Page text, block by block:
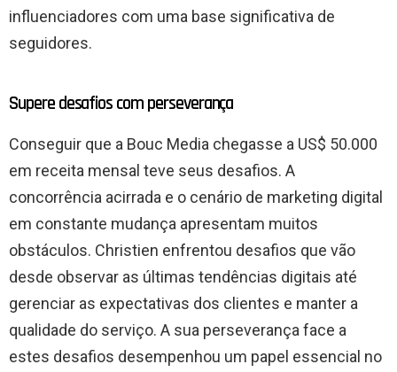
influenciadores com uma base significativa de
seguidores.
Supere desafios com perseverança
Conseguir que a Bouc Media chegasse a US$ 50.000
em receita mensal teve seus desafios. A
concorrência acirrada e o cenário de marketing digital
em constante mudança apresentam muitos
obstáculos. Christien enfrentou desafios que vão
desde observar as últimas tendências digitais até
gerenciar as expectativas dos clientes e manter a
qualidade do serviço. A sua perseverança face a
estes desafios desempenhou um papel essencial no